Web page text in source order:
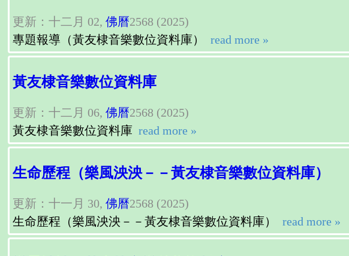
更新：十二月 02, 佛曆2568 (2025)
專題報導（黃友棣音樂數位資料庫）
read more »
黃友棣音樂數位資料庫
更新：十二月 06, 佛曆2568 (2025)
黃友棣音樂數位資料庫 read more »
生命歷程（樂風泱泱－－黃友棣音樂數位資料庫）
更新：十一月 30, 佛曆2568 (2025)
生命歷程（樂風泱泱－－黃友棣音樂數位資料庫）
read more »